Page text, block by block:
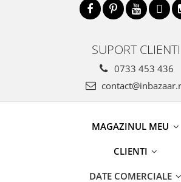
SUPORT CLIENTI
0733 453 436
MAGAZINUL MEU
CLIENTI
DATE COMERCIALE